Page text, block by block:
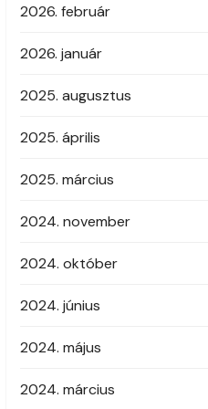
2026. február
2026. január
2025. augusztus
2025. április
2025. március
2024. november
2024. október
2024. június
2024. május
2024. március